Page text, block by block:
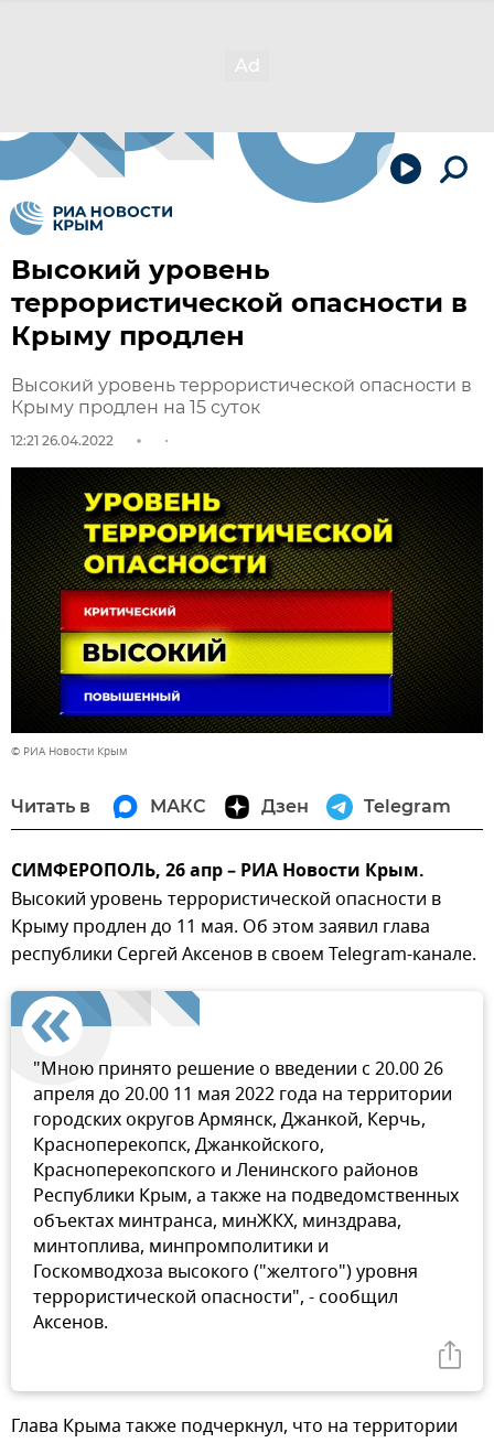
Высокий уровень
террористической опасности в
Крыму продлен
Высокий уровень террористической опасности в
Крыму продлен на 15 суток
12:21 26.04.2022
© РИА Новости Крым
Читать в МАКС Дзен Telegram
СИМФЕРОПОЛЬ, 26 апр – РИА Новости Крым.
Высокий уровень террористической опасности в
Крыму продлен до 11 мая. Об этом заявил глава
республики Сергей Аксенов в своем Telegram-канале.
"Мною принято решение о введении с 20.00 26
апреля до 20.00 11 мая 2022 года на территории
городских округов Армянск, Джанкой, Керчь,
Красноперекопск, Джанкойского,
Красноперекопского и Ленинского районов
Республики Крым, а также на подведомственных
объектах минтранса, минЖКХ, минздрава,
минтоплива, минпромполитики и
Госкомводхоза высокого ("желтого") уровня
террористической опасности", - сообщил
Аксенов.
Глава Крыма также подчеркнул, что на территории